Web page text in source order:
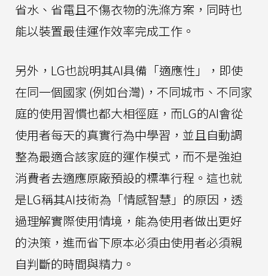
省水、省電且不傷衣物的洗滌方案，同時也
能以裝置最佳運作效率完成工作。
另外，LG也說明其AI具備「適應性」，即使
在同一個國家 (例如台灣)，不同城市、不同家
庭的使用習慣也都大相徑庭，而LG的AI會從
使用者每天的真實行為中學習，並且自動調
整為最適合該家庭的運作模式，而不是強迫
消費者去適應原廠預設的標準行程。這也就
是LG稱其AI技術為「情感智慧」的原因，透
過理解實際使用情境，能為使用者做出更好
的決策，進而省下原本必須由使用者必須親
自判斷的時間與精力。